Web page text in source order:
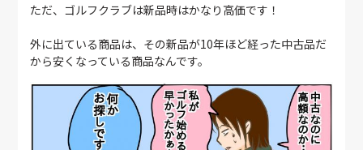
ただ、ゴルフクラブは新品時はかなり高価です！
外に出ている商品は、その新品が10年ほど経った中古品だ
から安くなっている商品なんです。